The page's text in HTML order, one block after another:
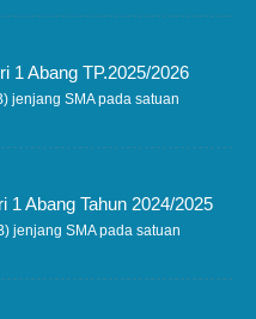
1 Abang TP.2025/2026
jenjang SMA pada satuan
Abang Tahun 2024/2025
jenjang SMA pada satuan